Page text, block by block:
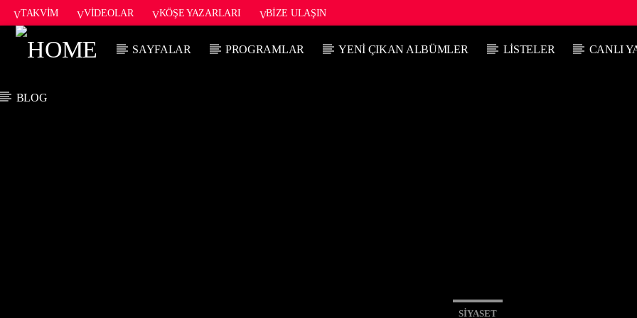
TAKVIM VIDEOLAR KÖŞE YAZARLARI BIZE ULAŞIN
SAYFALAR PROGRAMLAR YENI ÇIKAN ALBÜMLER LISTELER CANLI
BLOG
SIYASET